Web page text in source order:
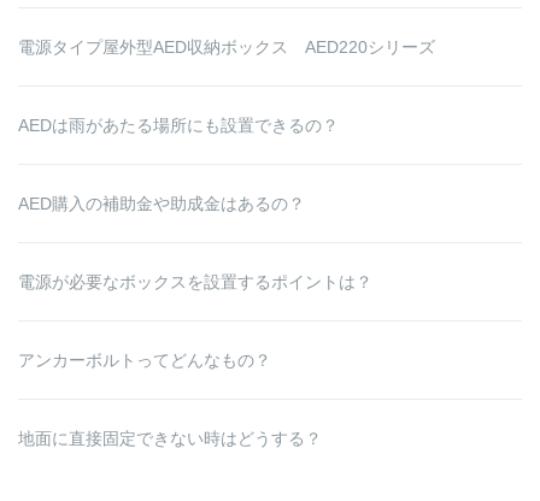
電源タイプ屋外型AED収納ボックス AED220シリーズ
AEDは雨があたる場所にも設置できるの？
AED購入の補助金や助成金はあるの？
電源が必要なボックスを設置するポイントは？
アンカーボルトってどんなもの？
地面に直接固定できない時はどうする？